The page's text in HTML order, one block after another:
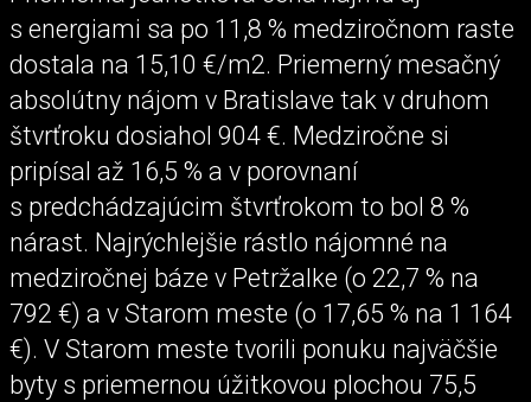
s energiami sa po 11,8 % medziročnom raste
dostala na 15,10 €/m2. Priemerný mesačný
absolútny nájom v Bratislave tak v druhom
štvrťroku dosiahol 904 €. Medziročne si
pripísal až 16,5 % a v porovnaní
s predchádzajúcim štvrťrokom to bol 8 %
nárast. Najrýchlejšie rástlo nájomné na
medziročnej báze v Petržalke (o 22,7 % na
792 €) a v Starom meste (o 17,65 % na 1 164
€). V Starom meste tvorili ponuku najväčšie
byty s priemernou úžitkovou plochou 75,5